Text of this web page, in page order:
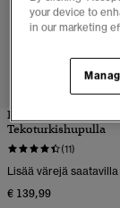
Fuji Toppatakki
Tekoturkishupulla
(11)
Lisää värejä saatavilla
€ 139,99
your device to
in our marketing